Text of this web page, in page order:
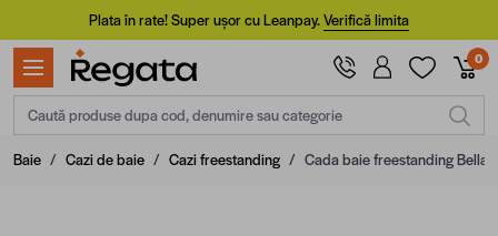
Mergi la ConținutPlata în rate! Super ușor cu Leanpay.Verifică limita
0
Caută produse dupa cod, denumire sau categorie
Baie / Cazi de baie / Cazi freestanding / Cada baie freestanding Bella